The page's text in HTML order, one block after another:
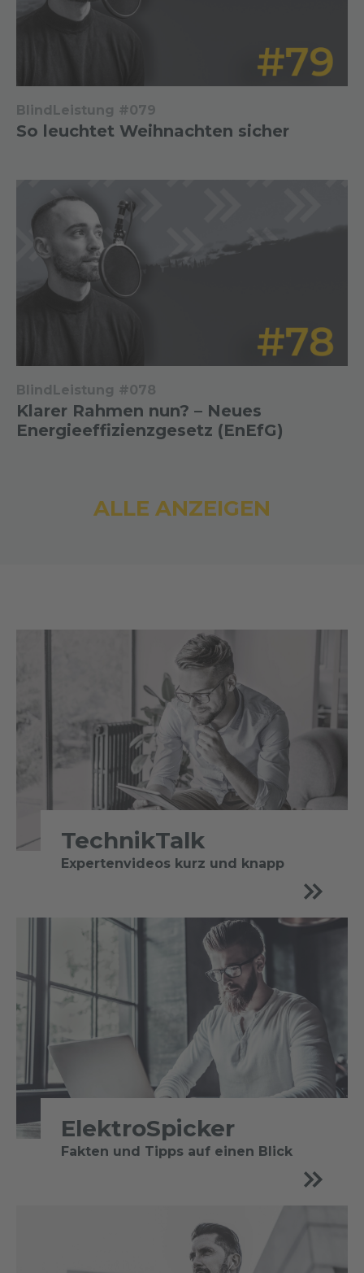
BlindLeistung #079
So leuchtet Weihnachten sicher
BlindLeistung #078
Klarer Rahmen nun? – Neues
Energieeffizienzgesetz (EnEfG)
ALLE ANZEIGEN
TechnikTalk
Expertenvideos kurz und knapp
ElektroSpicker
Fakten und Tipps auf einen Blick